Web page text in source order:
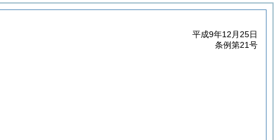
平成9年12月25日
条例第21号